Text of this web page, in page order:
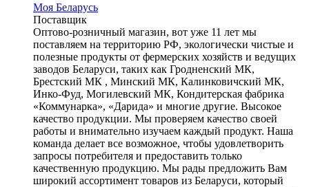
Моя Беларусь
Поставщик
Оптово-розничный магазин, вот уже 11 лет мы
поставляем на территорию РФ, экологически чистые и
полезные продукты от фермерских хозяйств и ведущих
заводов Беларуси, таких как Гродненский МК,
Брестский МК , Минский МК, Калинковичский МК,
Инко-Фуд, Могилевский МК, Кондитерская фабрика
«Коммунарка», «Дарида» и многие другие. Высокое
качество продукции. Мы проверяем качество своей
работы и внимательно изучаем каждый продукт. Наша
команда делает все возможное, чтобы удовлетворить
запросы потребителя и предоставить только
качественную продукцию. Мы рады предложить Вам
широкий ассортимент товаров из Беларуси, который